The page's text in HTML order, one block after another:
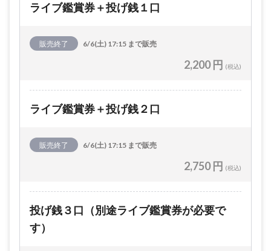
ライブ鑑賞券＋投げ銭１口
販売終了 6/6(土) 17:15 まで販売
2,200 円 (税込)
ライブ鑑賞券＋投げ銭２口
販売終了 6/6(土) 17:15 まで販売
2,750 円 (税込)
投げ銭３口（別途ライブ鑑賞券が必要で
す）